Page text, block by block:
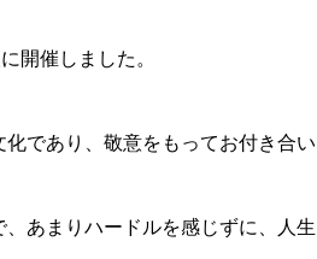
開催しました。
であり、敬意をもってお付き合
あまりハードルを感じずに、人